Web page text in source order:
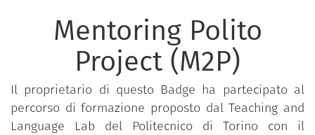
Mentoring Polito
Project (M2P)
Il proprietario di questo Badge ha partecipato al
percorso di formazione proposto dal Teaching and
Language Lab del Politecnico di Torino con il